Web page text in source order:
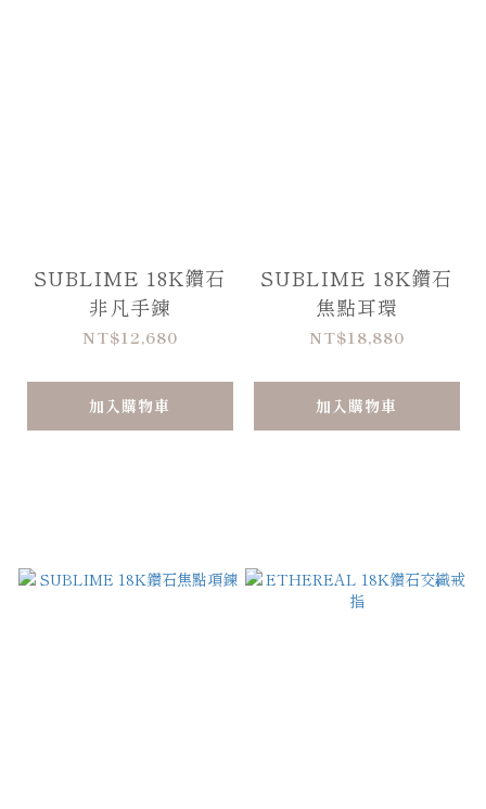
SUBLIME 18K鑽石
非凡手鍊
NT$12,680
加入購物車
SUBLIME 18K鑽石
焦點耳環
NT$18,880
加入購物車